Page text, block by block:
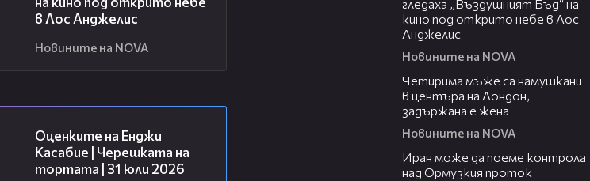
в Лос Анджелис
Новините на NOVA
Оценките на Енджи
Касабие | Черешката на
тортата | 31 юли 2026
гледаха „Въздушният Бъд“ на
кино под открито небе в Лос
Анджелис
Новините на NOVA
Четирима мъже са намушкани
в центъра на Лондон,
задържана е жена
Новините на NOVA
Иран може да поеме контрола
над Ормузкия проток